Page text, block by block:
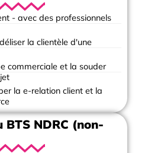
- avec des professionnels
la clientèle d'une
commerciale et la souder
la e-relation client et la
BTS NDRC (non-